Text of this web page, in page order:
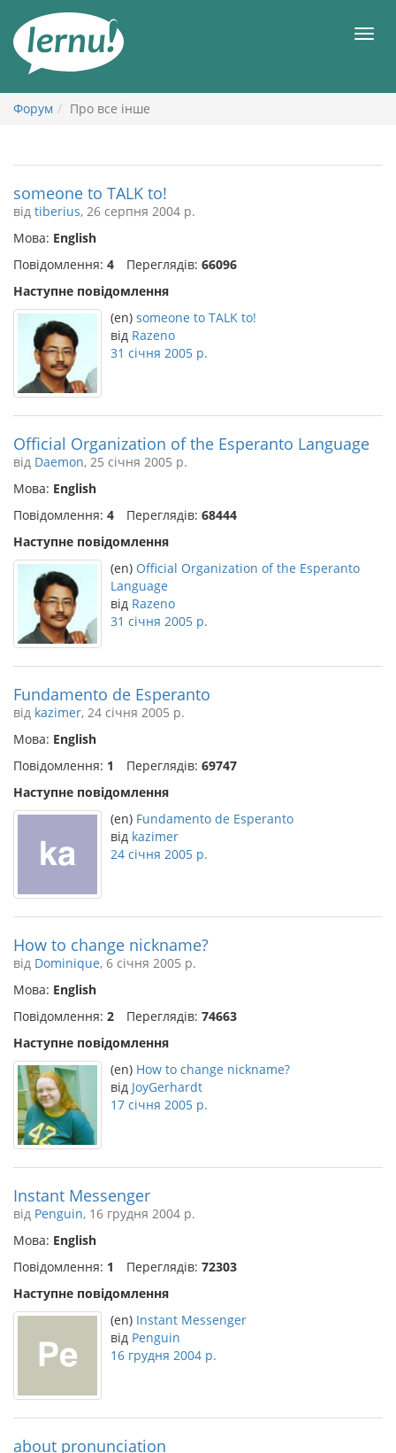
змісту
Форум Про все інше
someone to TALK to!
від tiberius, 26 серпня 2004 р.
Мова: English
Повідомлення: 4 Переглядів: 66096
Наступне повідомлення
(en) someone to TALK to!
від Razeno
31 січня 2005 р.
Official Organization of the Esperanto Language
від Daemon, 25 січня 2005 р.
Мова: English
Повідомлення: 4 Переглядів: 68444
Наступне повідомлення
(en) Official Organization of the Esperanto
Language
від Razeno
31 січня 2005 р.
Fundamento de Esperanto
від kazimer, 24 січня 2005 р.
Мова: English
Повідомлення: 1 Переглядів: 69747
Наступне повідомлення
(en) Fundamento de Esperanto
від kazimer
24 січня 2005 р.
How to change nickname?
від Dominique, 6 січня 2005 р.
Мова: English
Повідомлення: 2 Переглядів: 74663
Наступне повідомлення
(en) How to change nickname?
від JoyGerhardt
17 січня 2005 р.
Instant Messenger
від Penguin, 16 грудня 2004 р.
Мова: English
Повідомлення: 1 Переглядів: 72303
Наступне повідомлення
(en) Instant Messenger
від Penguin
16 грудня 2004 р.
about pronunciation